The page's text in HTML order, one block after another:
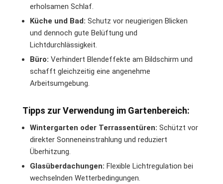
erholsamen Schlaf.
Küche und Bad: Schutz vor neugierigen Blicken
und dennoch gute Belüftung und
Lichtdurchlässigkeit.
Büro: Verhindert Blendeffekte am Bildschirm und
schafft gleichzeitig eine angenehme
Arbeitsumgebung.
Tipps zur Verwendung im Gartenbereich:
Wintergarten oder Terrassentüren: Schützt vor
direkter Sonneneinstrahlung und reduziert
Überhitzung.
Glasüberdachungen: Flexible Lichtregulation bei
wechselnden Wetterbedingungen.